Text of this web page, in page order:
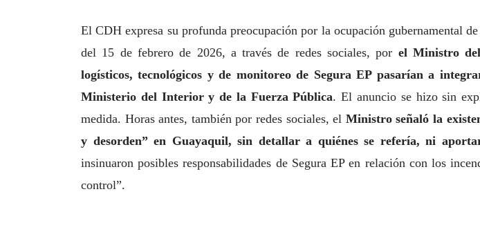
El CDH expresa su profunda preocupación por la ocupación gubernamental
del 15 de febrero de 2026, a través de redes sociales, por el Ministro
logísticos, tecnológicos y de monitoreo de Segura EP pasarían a
Ministerio del Interior y de la Fuerza Pública. El anuncio se hizo sin
medida. Horas antes, también por redes sociales, el Ministro señaló la
y desorden” en Guayaquil, sin detallar a quiénes se refería, ni
insinuaron posibles responsabilidades de Segura EP en relación con los
control”.